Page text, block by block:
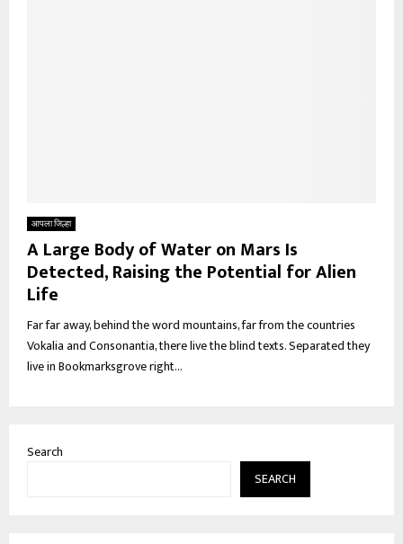
आपला जिल्हा
A Large Body of Water on Mars Is
Detected, Raising the Potential for Alien
Life
Far far away, behind the word mountains, far from the countries
Vokalia and Consonantia, there live the blind texts. Separated they
live in Bookmarksgrove right...
Search
SEARCH